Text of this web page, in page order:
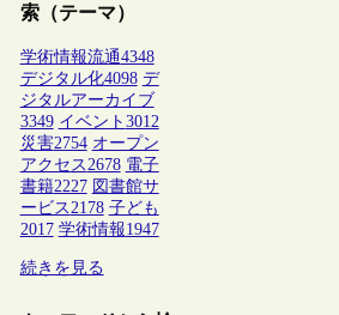
索（テーマ）
学術情報流通4348
デジタル化4098 デ
ジタルアーカイブ
3349 イベント 3012
災害2754 オープン
アクセス 2678 電子
書籍2227 図書館サ
ービス 2178 子ども
2017 学術情報1947
続きを見る